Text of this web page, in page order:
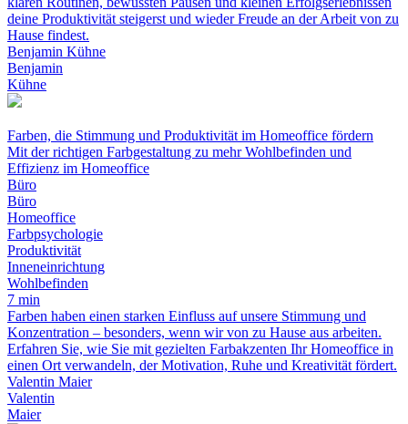
deine Produktivität steigerst und wieder Freude an der Arbeit von zu
Hause findest.
Benjamin Kühne
Benjamin
Kühne
Farben, die Stimmung und Produktivität im Homeoffice fördern
Mit der richtigen Farbgestaltung zu mehr Wohlbefinden und
Effizienz im Homeoffice
Büro
Büro
Homeoffice
Farbpsychologie
Produktivität
Inneneinrichtung
Wohlbefinden
7 min
Farben haben einen starken Einfluss auf unsere Stimmung und
Konzentration – besonders, wenn wir von zu Hause aus arbeiten.
Erfahren Sie, wie Sie mit gezielten Farbakzenten Ihr Homeoffice in
einen Ort verwandeln, der Motivation, Ruhe und Kreativität fördert.
Valentin Maier
Valentin
Maier